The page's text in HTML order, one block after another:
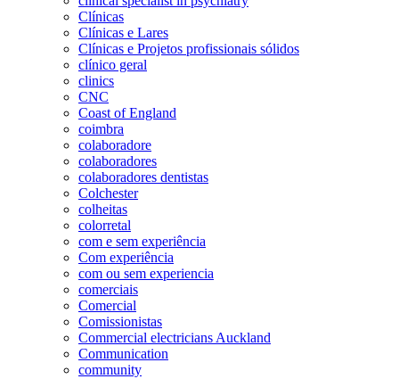
Clínicas
Clínicas e Lares
Clínicas e Projetos profissionais sólidos
clínico geral
clinics
CNC
Coast of England
coimbra
colaboradore
colaboradores
colaboradores dentistas
Colchester
colheitas
colorretal
com e sem experiência
Com experiência
com ou sem experiencia
comerciais
Comercial
Comissionistas
Commercial electricians Auckland
Communication
community